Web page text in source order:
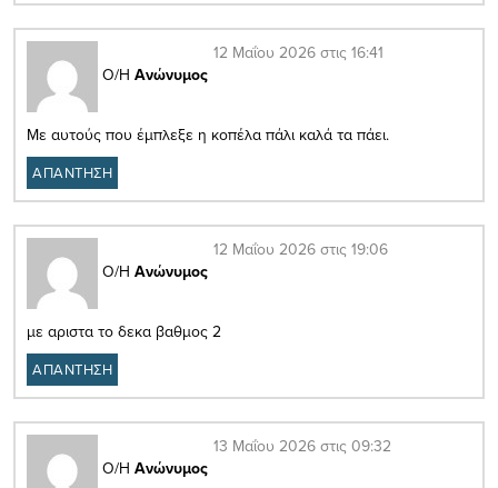
Ο/Η Ανώνυμος
12 Μαΐου 2026 στις 16:41
Με αυτούς που έμπλεξε η κοπέλα πάλι καλά τα πάει.
ΑΠΑΝΤΗΣΗ
Ο/Η Ανώνυμος
12 Μαΐου 2026 στις 19:06
με αριστα το δεκα βαθμος 2
ΑΠΑΝΤΗΣΗ
Ο/Η Ανώνυμος
13 Μαΐου 2026 στις 09:32